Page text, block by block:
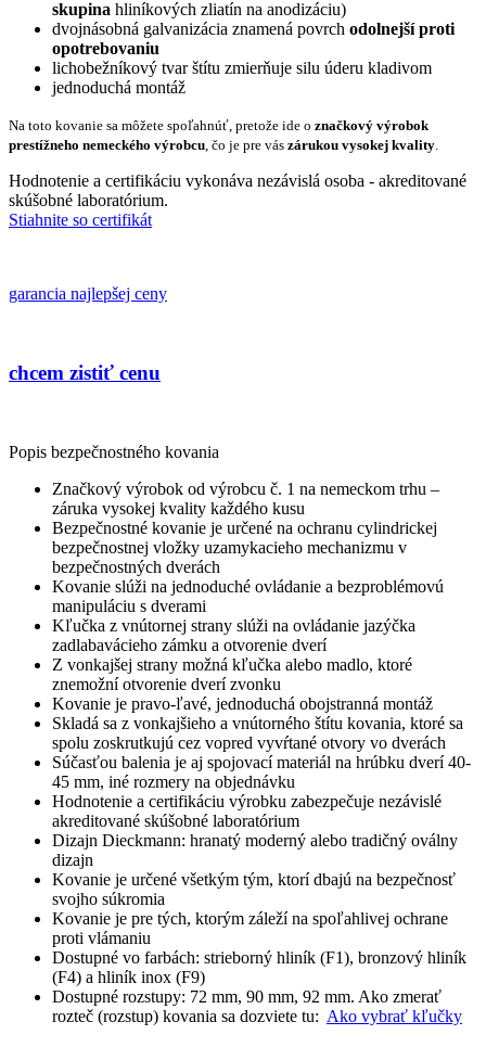
skupina hliníkových zliatín na anodizáciu)
dvojnásobná galvanizácia znamená povrch odolnejší proti
opotrebovaniu
lichobežníkový tvar štítu zmierňuje silu úderu kladivom
jednoduchá montáž
Na toto kovanie sa môžete spoľahnúť, pretože ide o značkový výrobok
prestížneho nemeckého výrobcu, čo je pre vás zárukou vysokej kvality.
Hodnotenie a certifikáciu vykonáva nezávislá osoba - akreditované
skúšobné laboratórium.
Stiahnite so certifikát
garancia najlepšej ceny
chcem zistiť cenu
Popis bezpečnostného kovania
Značkový výrobok od výrobcu č. 1 na nemeckom trhu –
záruka vysokej kvality každého kusu
Bezpečnostné kovanie je určené na ochranu cylindrickej
bezpečnostnej vložky uzamykacieho mechanizmu v
bezpečnostných dverách
Kovanie slúži na jednoduché ovládanie a bezproblémovú
manipuláciu s dverami
Kľučka z vnútornej strany slúži na ovládanie jazýčka
zadlabavácieho zámku a otvorenie dverí
Z vonkajšej strany možná kľučka alebo madlo, ktoré
znemožní otvorenie dverí zvonku
Kovanie je pravo-ľavé, jednoduchá obojstranná montáž
Skladá sa z vonkajšieho a vnútorného štítu kovania, ktoré sa
spolu zoskrutkujú cez vopred vyvŕtané otvory vo dverách
Súčasťou balenia je aj spojovací materiál na hrúbku dverí 40-
45 mm, iné rozmery na objednávku
Hodnotenie a certifikáciu výrobku zabezpečuje nezávislé
akreditované skúšobné laboratórium
Dizajn Dieckmann: hranatý moderný alebo tradičný oválny
dizajn
Kovanie je určené všetkým tým, ktorí dbajú na bezpečnosť
svojho súkromia
Kovanie je pre tých, ktorým záleží na spoľahlivej ochrane
proti vlámaniu
Dostupné vo farbách: strieborný hliník (F1), bronzový hliník
(F4) a hliník inox (F9)
Dostupné rozstupy: 72 mm, 90 mm, 92 mm. Ako zmerať
rozteč (rozstup) kovania sa dozviete tu: Ako vybrať kľučky